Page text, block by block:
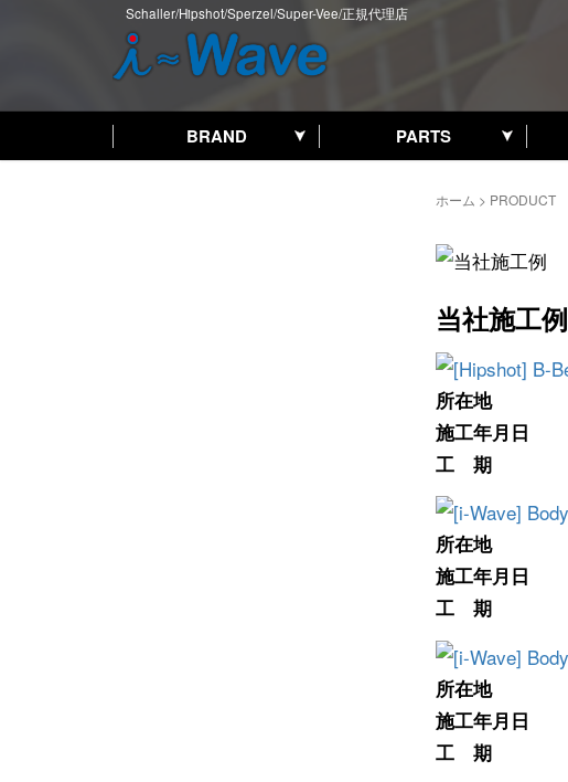
Schaller/Hipshot/Sperzel/Super-Vee/正規代理店
BRAND PARTS
ホーム > PRODUCT
当社施工例
所在地
施工年月日
工 期
所在地
施工年月日
工 期
所在地
施工年月日
工 期